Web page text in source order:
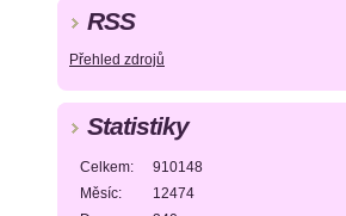
RSS
Přehled zdrojů
Statistiky
Celkem:
910148
Měsíc:
12474